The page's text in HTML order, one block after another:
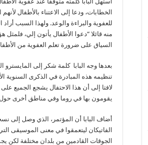
الخطابات، ودعا إلى الاعتناء بالأطفال
للعفوية والبراءة والوعد. ولهذا السبب
منه قائلا “دعوا الأطفال يأتون إلي، فلمثل
السياق على ضرورة تعلم العفوية من
بعدها وجه البابا كلمة شكر إلى المايسترو
تنظيمه هذه المبادرة في الذكرى السنوية
لافتا إلى أن هذا الاحتفال يشجع الجميع
يقومون بها في روما وفي مناطق أخرى حول
أضاف البابا أن المؤتمر، الذي وصل إلى
الفاتيكان ليتعمقوا في معنى الموسيقى
الجوقات القادمين من بلدان مختلفة لكن